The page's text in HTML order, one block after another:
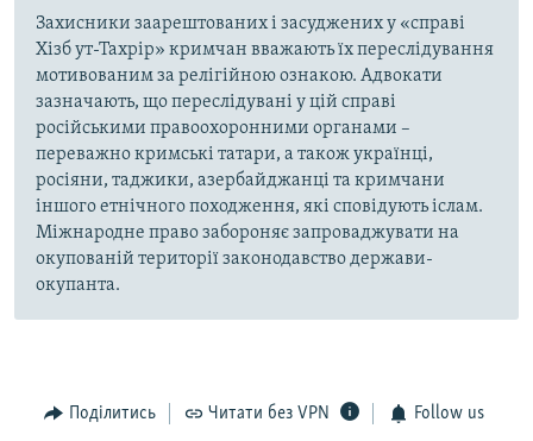
Захисники заарештованих і засуджених у «справі
Хізб ут-Тахрір» кримчан вважають їх переслідування
мотивованим за релігійною ознакою. Адвокати
зазначають, що переслідувані у цій справі
російськими правоохоронними органами –
переважно кримські татари, а також українці,
росіяни, таджики, азербайджанці та кримчани
іншого етнічного походження, які сповідують іслам.
Міжнародне право забороняє запроваджувати на
окупованій території законодавство держави-
окупанта.
Поділитись Читати без VPN Follow us